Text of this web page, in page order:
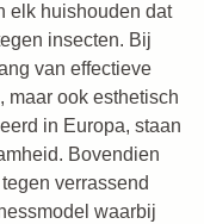
elk huishouden dat
insecten. Bij
van effectieve
maar ook esthetisch
in Europa, staan
Bovendien
verrassend
waarbij